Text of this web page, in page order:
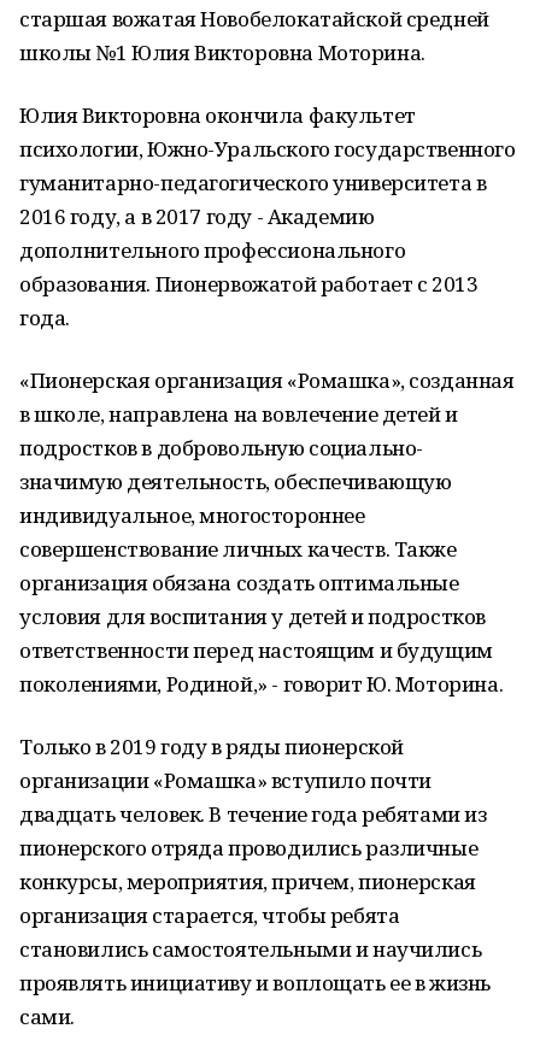
старшая вожатая Новобелокатайской средней
школы №1 Юлия Викторовна Моторина.
Юлия Викторовна окончила факультет
психологии, Южно-Уральского государственного
гуманитарно-педагогического университета в
2016 году, а в 2017 году - Академию
дополнительного профессионального
образования. Пионервожатой работает с 2013
года.
«Пионерская организация «Ромашка», созданная
в школе, направлена на вовлечение детей и
подростков в добровольную социально-
значимую деятельность, обеспечивающую
индивидуальное, многостороннее
совершенствование личных качеств. Также
организация обязана создать оптимальные
условия для воспитания у детей и подростков
ответственности перед настоящим и будущим
поколениями, Родиной,» - говорит Ю. Моторина.
Только в 2019 году в ряды пионерской
организации «Ромашка» вступило почти
двадцать человек. В течение года ребятами из
пионерского отряда проводились различные
конкурсы, мероприятия, причем, пионерская
организация старается, чтобы ребята
становились самостоятельными и научились
проявлять инициативу и воплощать ее в жизнь
сами.